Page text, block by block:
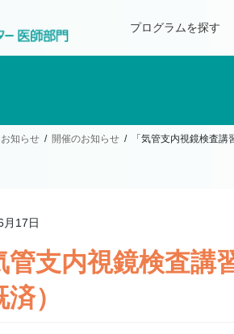
プログラムを探す
お知らせ 開催のお知らせ 「気管支内視鏡検査講
月17日
管支内視鏡検査
済）